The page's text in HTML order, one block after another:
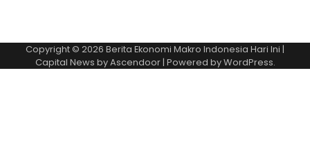
Copyright © 2026 Berita Ekonomi Makro Indonesia Hari Ini |
Capital News byAscendoor| Powered byWordPress.